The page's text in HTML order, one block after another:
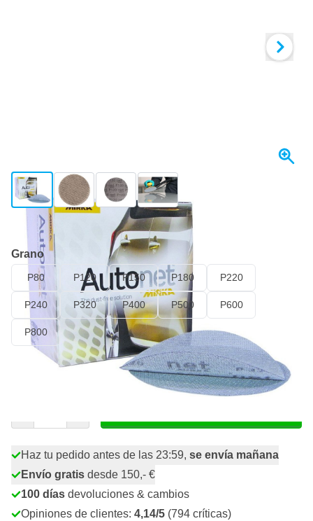
View larger imageView larger imageView larger imageView larger image
Se envía mañana
Grano
P80 P120 P150 P180 P220
P240 P320 P400 P500 P600
P800
55€
Haz tu pedido antes de las 23:59, se envía mañana
Envío gratis desde 150,- €
100 días devoluciones & cambios
Opiniones de clientes: 4,14/5 (794 críticas)